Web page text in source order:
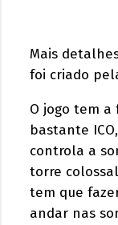
Mais
foi criado
O jogo tem
bastante
controla a
torre
tem que
andar nas